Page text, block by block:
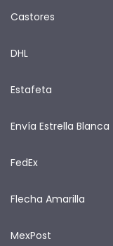
Castores
DHL
Estafeta
Envía Estrella Blanca
FedEx
Flecha Amarilla
MexPost